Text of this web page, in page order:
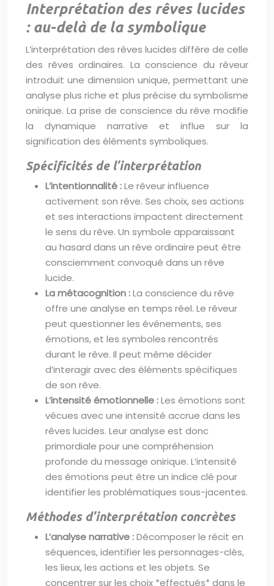
Interprétation des rêves lucides
: au-delà de la symbolique
L’interprétation des rêves lucides diffère de celle
des rêves ordinaires. La conscience du rêveur
introduit une dimension unique, permettant une
analyse plus riche et plus précise du symbolisme
onirique. La prise de conscience du rêve modifie
la dynamique narrative et influe sur la
signification des éléments symboliques.
Spécificités de l’interprétation
L’intentionnalité :Le rêveur influence
activement son rêve. Ses choix, ses actions
et ses interactions impactent directement
le sens du rêve. Un symbole apparaissant
au hasard dans un rêve ordinaire peut être
consciemment convoqué dans un rêve
lucide.
La métacognition :La conscience du rêve
offre une analyse en temps réel. Le rêveur
peut questionner les événements, ses
émotions, et les symboles rencontrés
durant le rêve. Il peut même décider
d’interagir avec des éléments spécifiques
de son rêve.
L’intensité émotionnelle :Les émotions sont
vécues avec une intensité accrue dans les
rêves lucides. Leur analyse est donc
primordiale pour une compréhension
profonde du message onirique. L’intensité
des émotions peut être un indice clé pour
identifier les problématiques sous-jacentes.
Méthodes d’interprétation concrètes
L’analyse narrative :Décomposer le récit en
séquences, identifier les personnages-clés,
les lieux, les actions et les objets. Se
concentrer sur les choix *effectués* dans le